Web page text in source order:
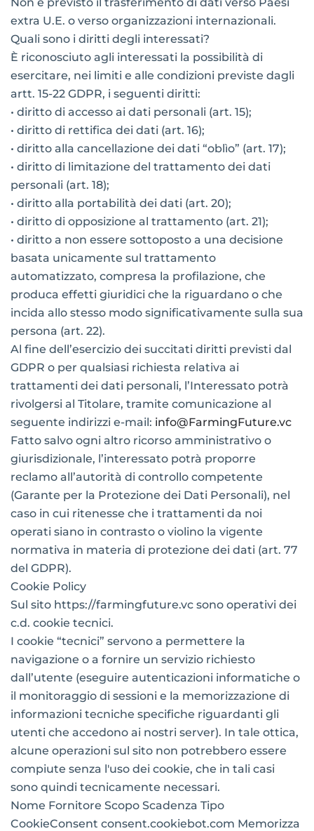
extra U.E. o verso organizzazioni internazionali.
Quali sono i diritti degli interessati?
È riconosciuto agli interessati la possibilità di
esercitare, nei limiti e alle condizioni previste dagli
artt. 15-22 GDPR, i seguenti diritti:
• diritto di accesso ai dati personali (art. 15);
• diritto di rettifica dei dati (art. 16);
• diritto alla cancellazione dei dati “oblìo” (art. 17);
• diritto di limitazione del trattamento dei dati
personali (art. 18);
• diritto alla portabilità dei dati (art. 20);
• diritto di opposizione al trattamento (art. 21);
• diritto a non essere sottoposto a una decisione
basata unicamente sul trattamento
automatizzato, compresa la profilazione, che
produca effetti giuridici che la riguardano o che
incida allo stesso modo significativamente sulla sua
persona (art. 22).
Al fine dell’esercizio dei succitati diritti previsti dal
GDPR o per qualsiasi richiesta relativa ai
trattamenti dei dati personali, l’Interessato potrà
rivolgersi al Titolare, tramite comunicazione al
seguente indirizzi e-mail: info@FarmingFuture.vc
Fatto salvo ogni altro ricorso amministrativo o
giurisdizionale, l’interessato potrà proporre
reclamo all’autorità di controllo competente
(Garante per la Protezione dei Dati Personali), nel
caso in cui ritenesse che i trattamenti da noi
operati siano in contrasto o violino la vigente
normativa in materia di protezione dei dati (art. 77
del GDPR).
Cookie Policy
Sul sito https://farmingfuture.vc sono operativi dei
c.d. cookie tecnici.
I cookie “tecnici” servono a permettere la
navigazione o a fornire un servizio richiesto
dall’utente (eseguire autenticazioni informatiche o
il monitoraggio di sessioni e la memorizzazione di
informazioni tecniche specifiche riguardanti gli
utenti che accedono ai nostri server). In tale ottica,
alcune operazioni sul sito non potrebbero essere
compiute senza l'uso dei cookie, che in tali casi
sono quindi tecnicamente necessari.
Nome Fornitore Scopo Scadenza Tipo
CookieConsent consent.cookiebot.com Memorizza